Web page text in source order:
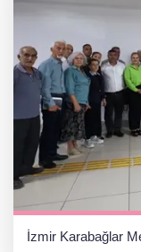
İzmir Karabağlar